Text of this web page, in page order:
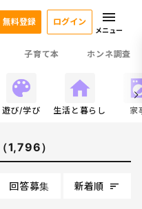
子育て本 ホンネ調査
無料登録 ログイン
メニュー
遊び/学び 生活と暮らし 家
1,796）
回答募集 新着順